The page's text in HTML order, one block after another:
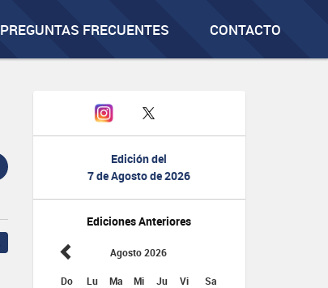
PREGUNTAS FRECUENTES CONTACTO
Edición del
7 de Agosto de 2026
Ediciones Anteriores
Agosto 2026
Do Lu Ma Mi Ju Vi Sa